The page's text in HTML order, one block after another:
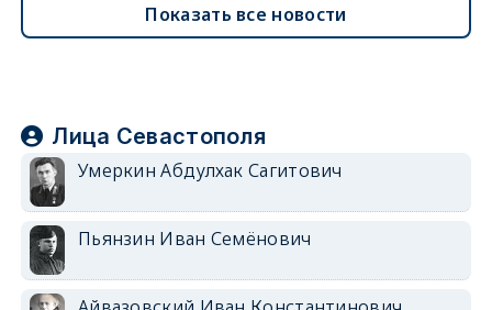
Показать все новости
Лица Севастополя
Умеркин Абдулхак Сагитович
Пьянзин Иван Семёнович